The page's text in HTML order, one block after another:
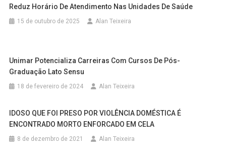
Reduz Horário De Atendimento Nas Unidades De Saúde
15 de outubro de 2025 Alan Teixeira
Unimar Potencializa Carreiras Com Cursos De Pós-
Graduação Lato Sensu
18 de fevereiro de 2024 Alan Teixeira
IDOSO QUE FOI PRESO POR VIOLÊNCIA DOMÉSTICA É
ENCONTRADO MORTO ENFORCADO EM CELA
8 de dezembro de 2021 Alan Teixeira